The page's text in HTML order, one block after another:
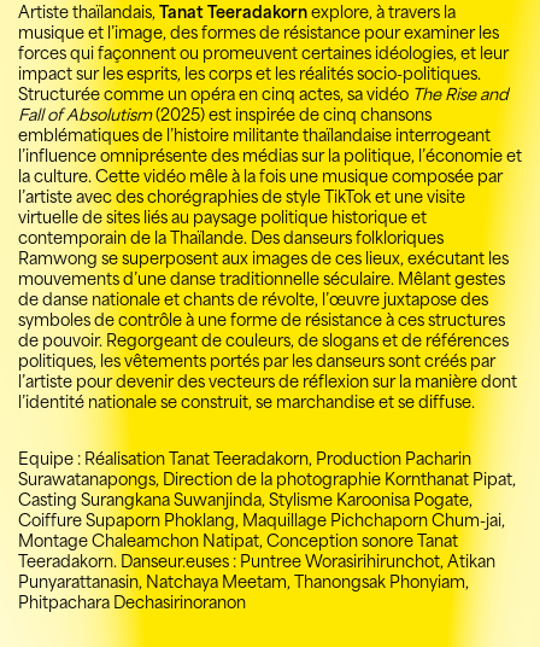
Artiste thaïlandais, Tanat Teeradakornexplore, à travers la
musique et l’image, des formes de résistance pour examiner les
forces qui façonnent ou promeuvent certaines idéologies, et leur
impact sur les esprits, les corps et les réalités socio-politiques.
Structurée comme un opéra en cinq actes, sa vidéo The Rise and
Fall of Absolutism(2025) est inspirée de cinq chansons
emblématiques de l’histoire militante thaïlandaise interrogeant
l’influence omniprésente des médias sur la politique, l’économie et
la culture. Cette vidéo mêle à la fois une musique composée par
l’artiste avec des chorégraphies de style TikTok et une visite
virtuelle de sites liés au paysage politique historique et
contemporain de la Thaïlande. Des danseurs folkloriques
Ramwong se superposent aux images de ces lieux, exécutant les
mouvements d’une danse traditionnelle séculaire. Mêlant gestes
de danse nationale et chants de révolte, l’œuvre juxtapose des
symboles de contrôle à une forme de résistance à ces structures
de pouvoir. Regorgeant de couleurs, de slogans et de références
politiques, les vêtements portés par les danseurs sont créés par
l’artiste pour devenir des vecteurs de réflexion sur la manière dont
l’identité nationale se construit, se marchandise et se diffuse.
Equipe : Réalisation Tanat Teeradakorn, Production Pacharin
Surawatanapongs, Direction de la photographie Kornthanat Pipat,
Casting Surangkana Suwanjinda, Stylisme Karoonisa Pogate,
Coiffure Supaporn Phoklang, Maquillage Pichchaporn Chum-jai,
Montage Chaleamchon Natipat, Conception sonore Tanat
Teeradakorn. Danseur.euses : Puntree Worasirihirunchot, Atikan
Punyarattanasin, Natchaya Meetam, Thanongsak Phonyiam,
Phitpachara Dechasirinoranon